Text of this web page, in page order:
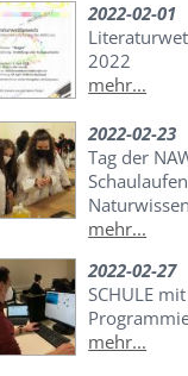
2022-02-01
2022
mehr...
2022-02-23
Tag der
mehr...
2022-02-27
SCHULE
mehr...